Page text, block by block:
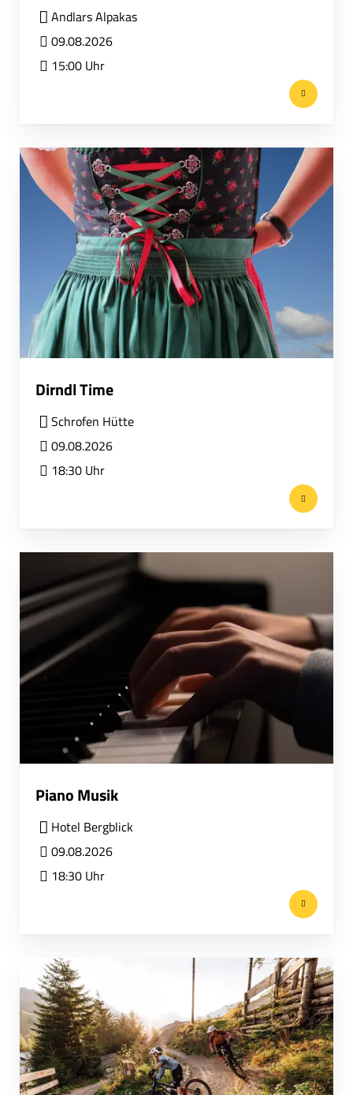
Andlars Alpakas
09.08.2026
15:00 Uhr
Dirndl Time
Schrofen Hütte
09.08.2026
18:30 Uhr
Piano Musik
Hotel Bergblick
09.08.2026
18:30 Uhr